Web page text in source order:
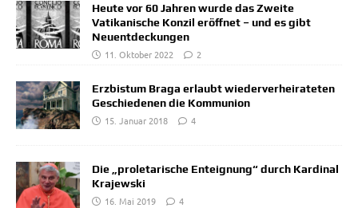
Heute vor 60 Jahren wurde das Zweite
Vatikanische Konzil eröffnet – und es gibt
Neuentdeckungen
11. Oktober 2022
2
Erzbistum Braga erlaubt wiederverheirateten
Geschiedenen die Kommunion
15. Januar 2018
4
Die „proletarische Enteignung“ durch Kardinal
Krajewski
16. Mai 2019
4